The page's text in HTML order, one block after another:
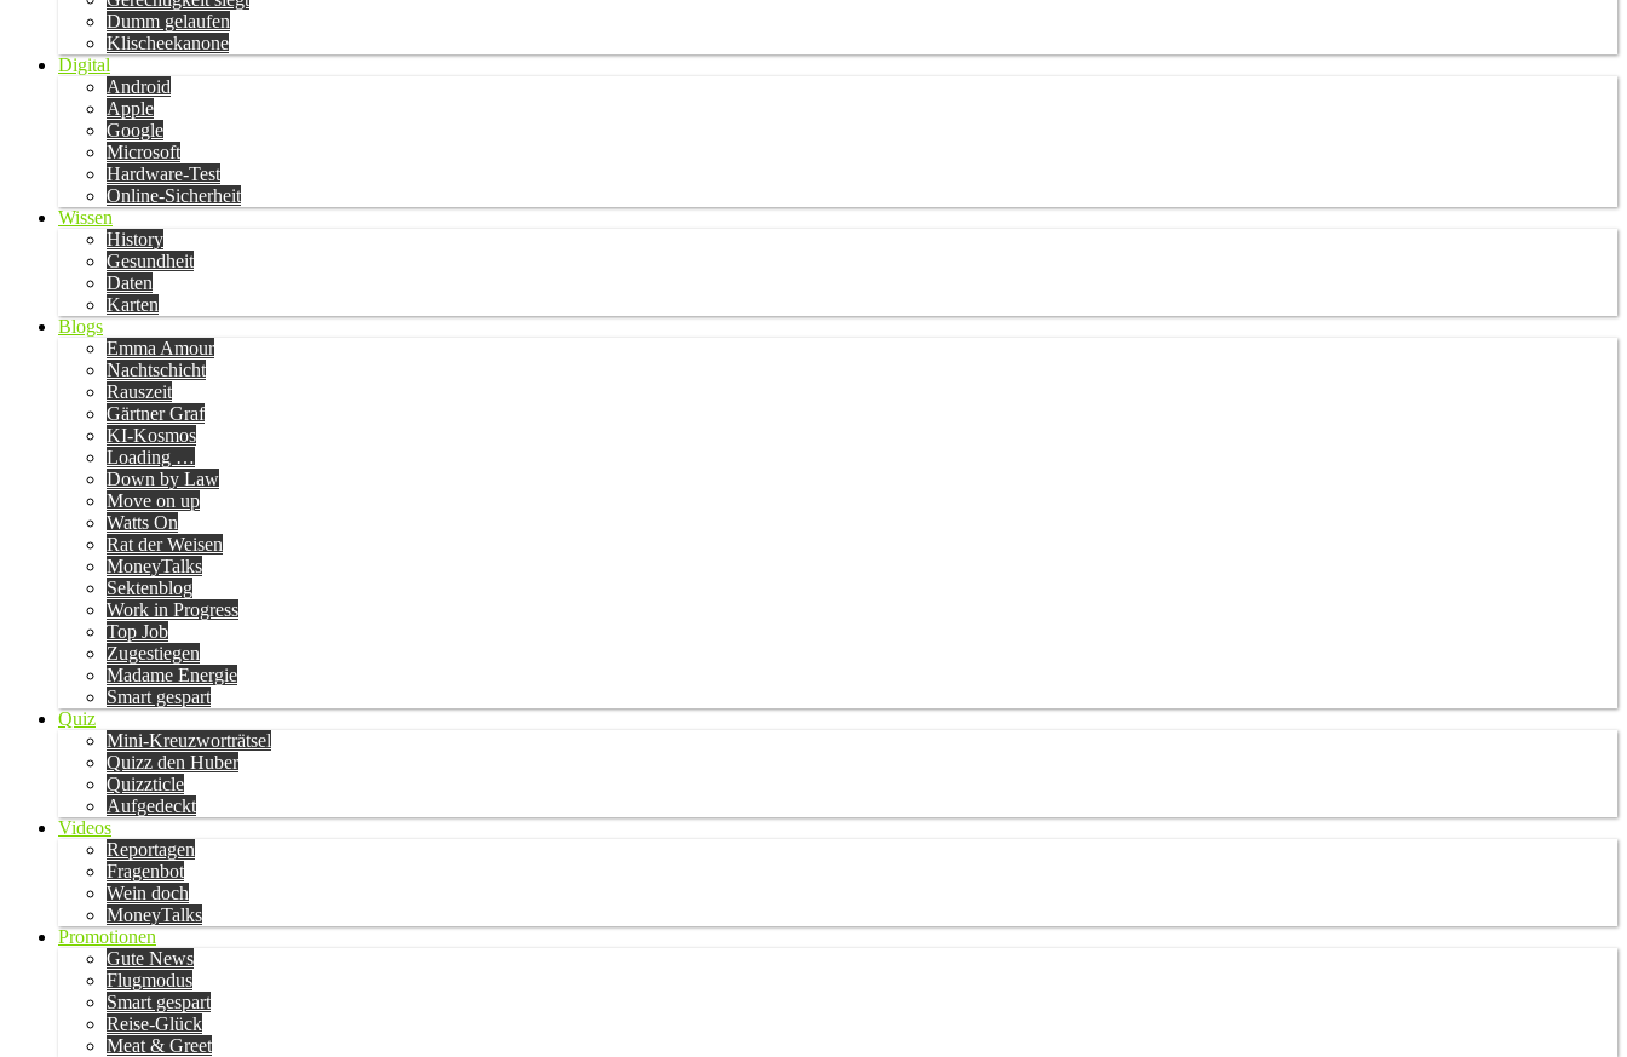
Dumm gelaufen
Klischeekanone
Digital
Android
Apple
Google
Microsoft
Hardware-Test
Online-Sicherheit
Wissen
History
Gesundheit
Daten
Karten
Blogs
Emma Amour
Nachtschicht
Rauszeit
Gärtner Graf
KI-Kosmos
Loading …
Down by Law
Move on up
Watts On
Rat der Weisen
MoneyTalks
Sektenblog
Work in Progress
Top Job
Zugestiegen
Madame Energie
Smart gespart
Quiz
Mini-Kreuzworträtsel
Quizz den Huber
Quizzticle
Aufgedeckt
Videos
Reportagen
Fragenbot
Wein doch
MoneyTalks
Promotionen
Gute News
Flugmodus
Smart gespart
Reise-Glück
Meat & Greet